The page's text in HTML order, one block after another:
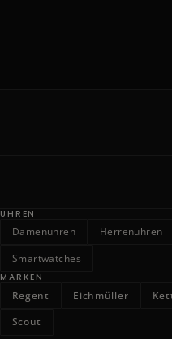
UHREN
Damenuhren Herrenuhren
Smartwatches
MARKEN
Regent Eichmüller
Scout